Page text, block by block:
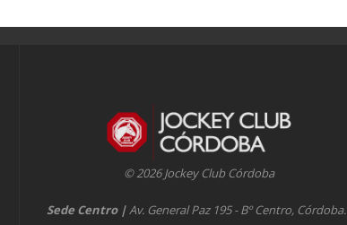
© 2026 Jockey Club Córdoba
Sede Centro |Av. General Paz 195 - Bº Centro, Córdoba.